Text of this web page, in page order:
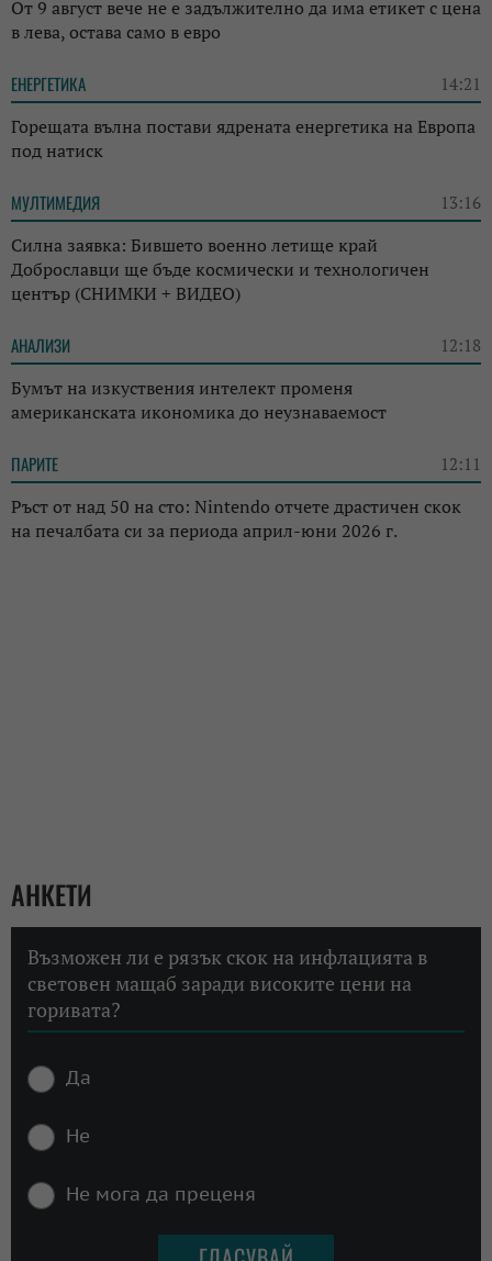
От 9 август вече не е задължително да има етикет с цена
в лева, остава само в евро
ЕНЕРГЕТИКА 14:21
Горещата вълна постави ядрената енергетика на Европа
под натиск
МУЛТИМЕДИЯ 13:16
Силна заявка: Бившето военно летище край
Доброславци ще бъде космически и технологичен
център (СНИМКИ + ВИДЕО)
АНАЛИЗИ 12:18
Бумът на изкуствения интелект променя
американската икономика до неузнаваемост
ПАРИТЕ 12:11
Ръст от над 50 на сто: Nintendo отчете драстичен скок
на печалбата си за периода април-юни 2026 г.
АНКЕТИ
Възможен ли е рязък скок на инфлацията в
световен мащаб заради високите цени на
горивата?
Да
Не
Не мога да преценя